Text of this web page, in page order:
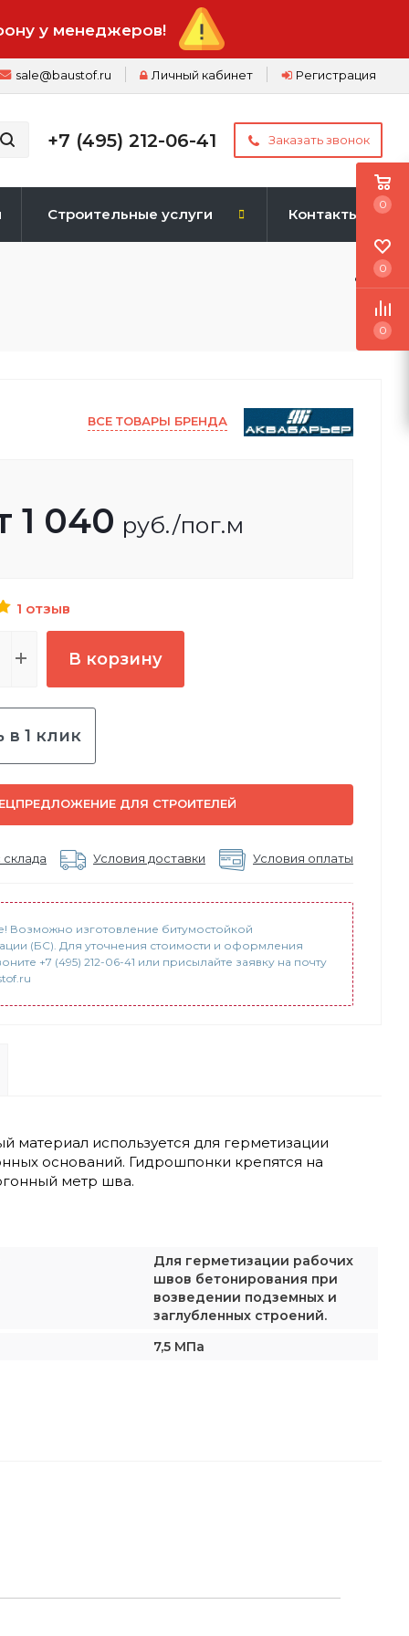
у менеджеров!
Регистрация
Личный кабинет
sale@baustof.ru
+7 (495) 212-06-41 Заказать звонок
Строительные услуги Контакты
ВСЕ ТОВАРЫ БРЕНДА
1 040 руб./пог.м
1 отзыв
В корзину
в 1 клик
ДЛЯ СТРОИТЕЛЕЙ
Условия доставки Условия оплаты
Возможно изготовление битумостойкой
(БС). Для уточнения стоимости и оформления
+7 (495) 212-06-41 или присылайте заявку на почту
используется для герметизации
оснований. Гидрошпонки крепятся на
метр шва.
Для герметизации рабочих
швов бетонирования при
возведении подземных и
заглубленных строений.
7,5 МПа
0
0
0